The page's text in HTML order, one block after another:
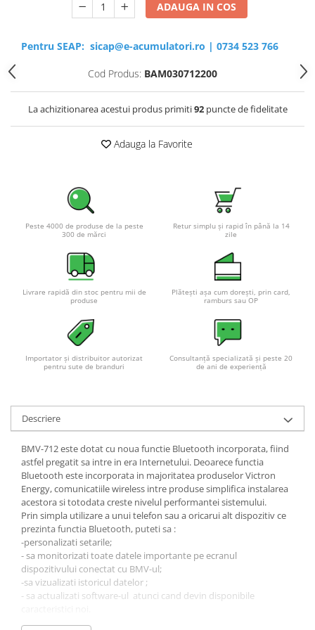
ADAUGA IN COS
Pentru SEAP: sicap@e-acumulatori.ro | 0734 523 766
Cod Produs: BAM030712200
La achizitionarea acestui produs primiti92puncte de fidelitate
Adauga la Favorite
Peste 4000 de produse de la peste
300 de mărci
Retur simplu și rapid în până la 14
zile
Livrare rapidă din stoc pentru mii de
produse
Plătești așa cum dorești, prin card,
ramburs sau OP
Importator și distribuitor autorizat
pentru sute de branduri
Consultanță specializată și peste 20
de ani de experiență
Descriere
BMV-712 este dotat cu noua functie Bluetooth incorporata, fiind
astfel pregatit sa intre in era Internetului. Deoarece functia
Bluetooth este incorporata in majoritatea produselor Victron
Energy, comunicatiile wireless intre produse simplifica instalarea
acestora si totodata creste nivelul performantei sistemului.
Prin simpla utilizare a unui telefon sau a oricarui alt dispozitiv ce
prezinta functia Bluetooth, puteti sa :
-personalizati setarile;
- sa monitorizati toate datele importante pe ecranul
dispozitivului conectat cu BMV-ul;
-sa vizualizati istoricul datelor ;
- sa actualizati software-ul atunci cand devin disponibile
Usor de instalat :